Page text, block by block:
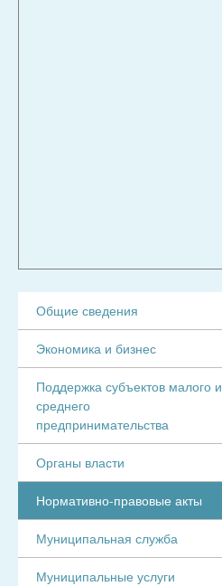
Общие сведения
Экономика и бизнес
Поддержка субъектов малого и
среднего
предпринимательства
Органы власти
Нормативно-правовые акты
Муниципальная служба
Муниципальные услуги